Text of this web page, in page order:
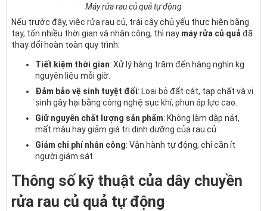
Máy rửa rau củ quả tự động
Nếu trước đây, việc rửa rau củ, trái cây chủ yếu thực hiện bằng
tay, tốn nhiều thời gian và nhân công, thì nay máy rửa củ quả đã
thay đổi hoàn toàn quy trình:
Tiết kiệm thời gian: Xử lý hàng trăm đến hàng nghìn kg
nguyên liệu mỗi giờ.
Đảm bảo vệ sinh tuyệt đối: Loại bỏ đất cát, tạp chất và vi
sinh gây hại bằng công nghệ sục khí, phun áp lực cao.
Giữ nguyên chất lượng sản phẩm: Không làm dập nát,
mất màu hay giảm giá trị dinh dưỡng của rau củ.
Giảm chi phí nhân công: Vận hành tự động, chỉ cần ít
người giám sát.
Thông số kỹ thuật của dây chuyền
rửa rau củ quả tự động